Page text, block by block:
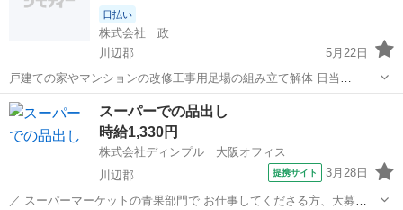
日払い
株式会社 政
川辺郡
5月22日
戸建ての家やマンションの改修工事用足場の組み立て解体 日当
12000〜18000円 日払い可能 担当大関まで連絡ください。
09066739321
兵庫 鳶職 足場
スーパーでの品出し
時給1,330円
株式会社ディンプル 大阪オフィス
川辺郡
提携サイト 3月28日
／ スーパーマーケットの青果部門で お仕事してくださる方、大募